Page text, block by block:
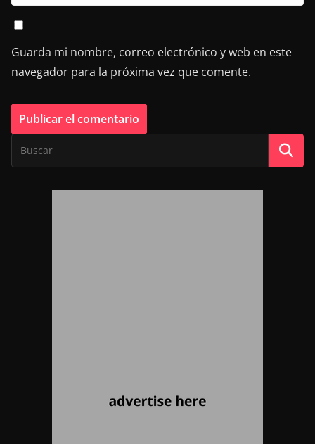
Guarda mi nombre, correo electrónico y web en este
navegador para la próxima vez que comente.